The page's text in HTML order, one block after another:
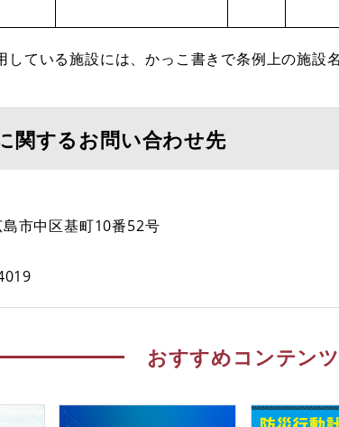
している施設には、かっこ書きで条例上の施設
関するお問い合わせ先
島市中区基町10番52号
おすすめコンテンツ